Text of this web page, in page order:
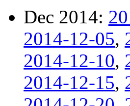
Dec 2014:
2014-12-05,
2014-12-10,
2014-12-15,